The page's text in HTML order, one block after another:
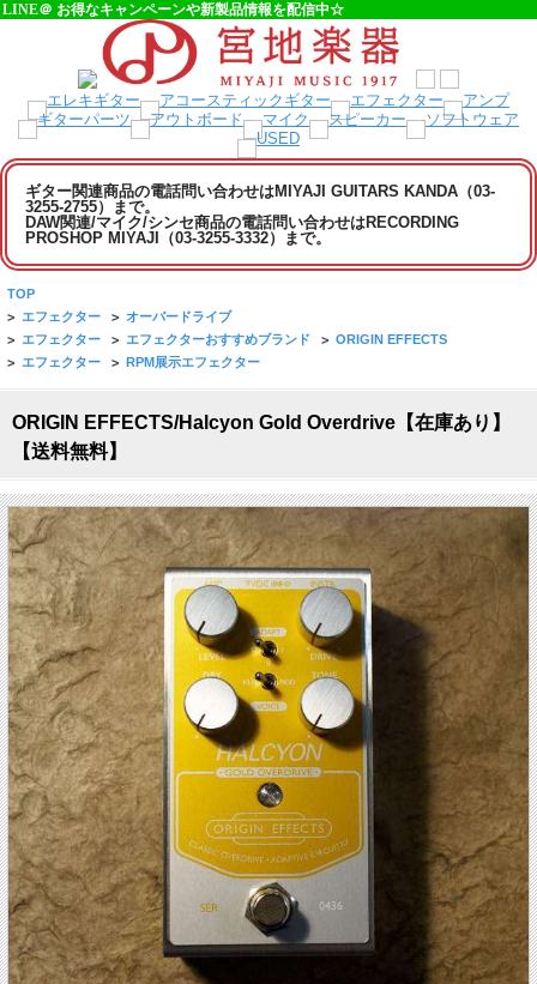
LINE＠ お得なキャンペーンや新製品情報を配信中☆
ギター関連商品の電話問い合わせはMIYAJI GUITARS KANDA（03-
3255-2755）まで。
DAW関連/マイク/シンセ商品の電話問い合わせはRECORDING
PROSHOP MIYAJI（03-3255-3332）まで。
TOP
> エフェクター > オーバードライブ
> エフェクター > エフェクターおすすめブランド > ORIGIN EFFECTS
> エフェクター > RPM展示エフェクター
ORIGIN EFFECTS/Halcyon Gold Overdrive【在庫あり】
【送料無料】